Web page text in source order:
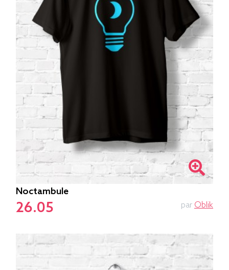
Noctambule
26.05 par Oblik